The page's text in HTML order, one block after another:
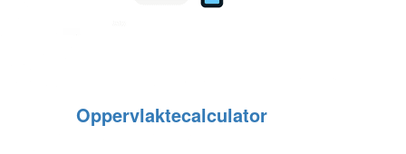
Oppervlaktecalculator